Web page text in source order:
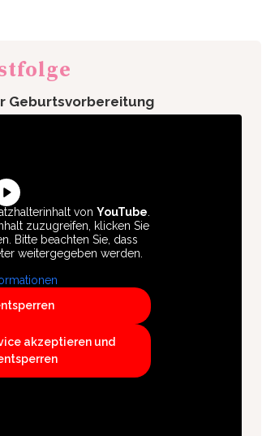
Geburtsvorbereitung
vonYouTube
zuzugreifen, klicken Sie
Bitte beachten Sie, dass
weitergegeben werden.
akzeptieren und